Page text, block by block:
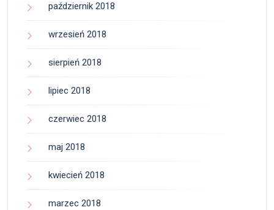
październik 2018
wrzesień 2018
sierpień 2018
lipiec 2018
czerwiec 2018
maj 2018
kwiecień 2018
marzec 2018